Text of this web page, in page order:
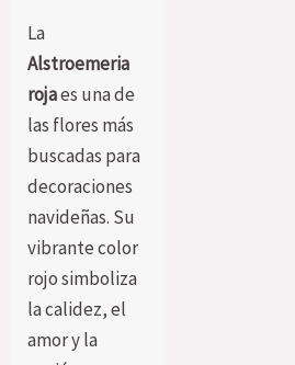
La
Alstroemeria
rojaes una de
las flores más
buscadas para
decoraciones
navideñas. Su
vibrante color
rojo simboliza
la calidez, el
amor y la